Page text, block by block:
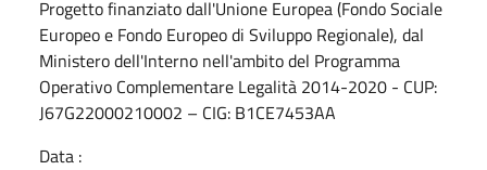
Progetto finanziato dall'Unione Europea (Fondo Sociale
Europeo e Fondo Europeo di Sviluppo Regionale), dal
Ministero dell'Interno nell'ambito del Programma
Operativo Complementare Legalità 2014-2020 - CUP:
J67G22000210002 – CIG: B1CE7453AA
Data :